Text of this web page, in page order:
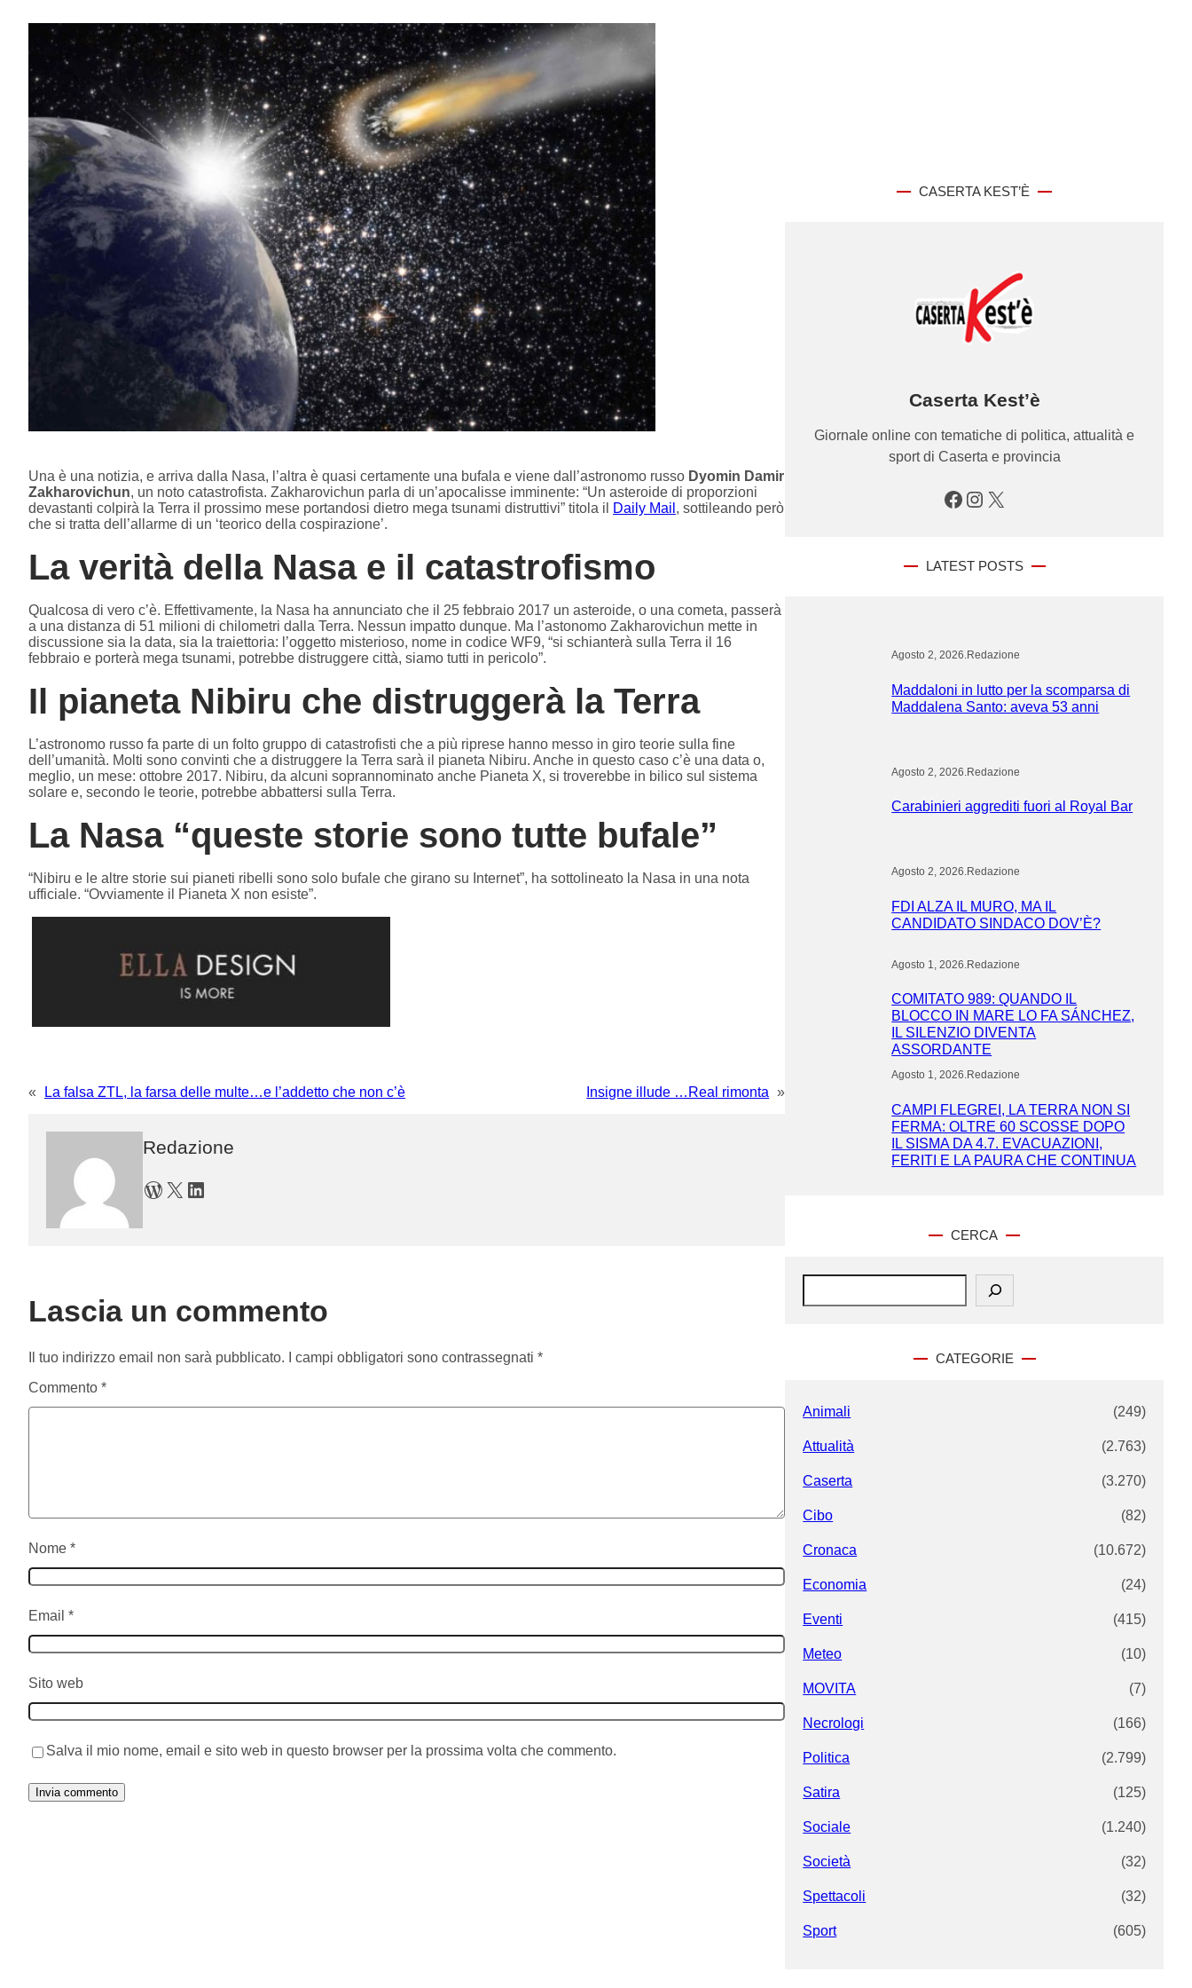
Una è una notizia, e arriva dalla Nasa, l’altra è quasi certamente una bufala e viene dall’astronomo russo Dyomin Damir
Zakharovichun, un noto catastrofista. Zakharovichun parla di un’apocalisse imminente: “Un asteroide di proporzioni
devastanti colpirà la Terra il prossimo mese portandosi dietro mega tsunami distruttivi” titola il
Daily Mail , sottileando però
che si tratta dell’allarme di un ‘teorico della cospirazione’.
La verità della Nasa e il catastrofismo
Qualcosa di vero c’è. Effettivamente, la Nasa ha annunciato che il 25 febbraio 2017 un asteroide, o una cometa, passerà
a una distanza di 51 milioni di chilometri dalla Terra. Nessun impatto dunque. Ma l’astonomo Zakharovichun mette in
discussione sia la data, sia la traiettoria: l’oggetto misterioso, nome in codice WF9, “si schianterà sulla Terra il 16
febbraio e porterà mega tsunami, potrebbe distruggere città, siamo tutti in pericolo”.
Il pianeta Nibiru che distruggerà la Terra
L’astronomo russo fa parte di un folto gruppo di catastrofisti che a più riprese hanno messo in giro teorie sulla fine
dell’umanità. Molti sono convinti che a distruggere la Terra sarà il pianeta Nibiru. Anche in questo caso c’è una data o,
meglio, un mese: ottobre 2017. Nibiru, da alcuni soprannominato anche Pianeta X, si troverebbe in bilico sul sistema
solare e, secondo le teorie, potrebbe abbattersi sulla Terra.
La Nasa “queste storie sono tutte bufale”
“Nibiru e le altre storie sui pianeti ribelli sono solo bufale che girano su Internet”, ha sottolineato la Nasa in una nota
ufficiale. “Ovviamente il Pianeta X non esiste”.
« La falsa ZTL, la farsa delle multe…e l’addetto che non c’è Insigne illude …Real rimonta »
Redazione
WordPress X LinkedIn
Lascia un commento
Il tuo indirizzo email non sarà pubblicato. I campi obbligatori sono contrassegnati *
Commento *
Nome *
Email *
Sito web
Salva il mio nome, email e sito web in questo browser per la prossima volta che commento.
CASERTA KEST’È
Caserta Kest’è
Giornale online con tematiche di politica, attualità e
sport di Caserta e provincia
Facebook Instagram X
LATEST POSTS
Agosto 2, 2026.Redazione
Maddaloni in lutto per la scomparsa di
Maddalena Santo: aveva 53 anni
Agosto 2, 2026 Redazione
Carabinieri aggrediti fuori al Royal Bar
Agosto 2, 2026.Redazione
FDI ALZA IL MURO, MA IL
CANDIDATO SINDACO DOV’È?
Agosto 1, 2026 Redazione
COMITATO 989: QUANDO IL
BLOCCO IN MARE LO FA SÁNCHEZ,
IL SILENZIO DIVENTA
ASSORDANTE
Agosto 1, 2026.Redazione
CAMPI FLEGREI, LA TERRA NON SI
FERMA: OLTRE 60 SCOSSE DOPO
IL SISMA DA 4.7. EVACUAZIONI,
FERITI E LA PAURA CHE CONTINUA
CERCA
S
CATEGORIE
Animali (249)
Attualità (2.763)
Caserta (3.270)
Cibo (82)
Cronaca (10.672)
Economia (24)
Eventi (415)
Meteo (10)
MOVITA (7)
Necrologi (166)
Politica (2.799)
Satira (125)
Sociale (1.240)
Società (32)
Spettacoli (32)
Sport (605)